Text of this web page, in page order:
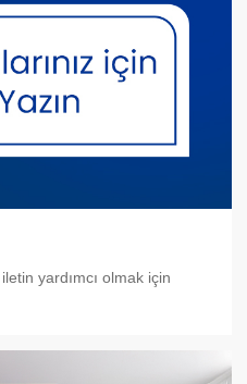
yardımcı olmak için